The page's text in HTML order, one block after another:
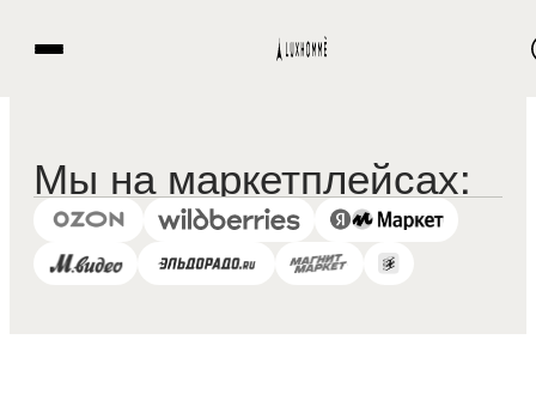
Мы на маркетплейсах: